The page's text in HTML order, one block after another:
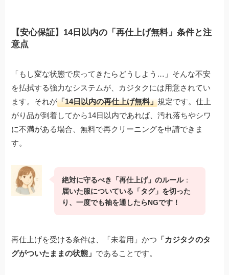
【安心保証】14日以内の「再仕上げ無料」条件と注
意点
「もし変な状態で戻ってきたらどうしよう…」そんな不安
を払拭する強力なシステムが、カジタクには用意されてい
ます。それが「14日以内の再仕上げ無料」規定です。仕上
がり品が到着してから14日以内であれば、汚れ落ちやシワ
に不満がある場合、無料で再クリーニングを申請できま
す。
絶対に守るべき「再仕上げ」のルール：
届いた服についている「タグ」を切った
り、一度でも袖を通したらNGです！
再仕上げを受ける条件は、「未着用」かつ 「カジタクのタ
グがついたままの状態」 であることです。